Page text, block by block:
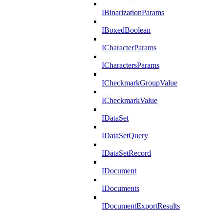
IBinarizationParams
IBoxedBoolean
ICharacterParams
ICharactersParams
ICheckmarkGroupValue
ICheckmarkValue
IDataSet
IDataSetQuery
IDataSetRecord
IDocument
IDocuments
IDocumentExportResults